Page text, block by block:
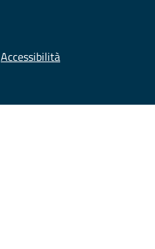
Accessibilità